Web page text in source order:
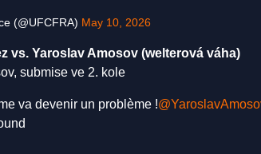
(@UFCFRA) May 10, 2026
vs. Yaroslav Amosov (welterová váha)
submise ve 2. kole
va devenir un problème !